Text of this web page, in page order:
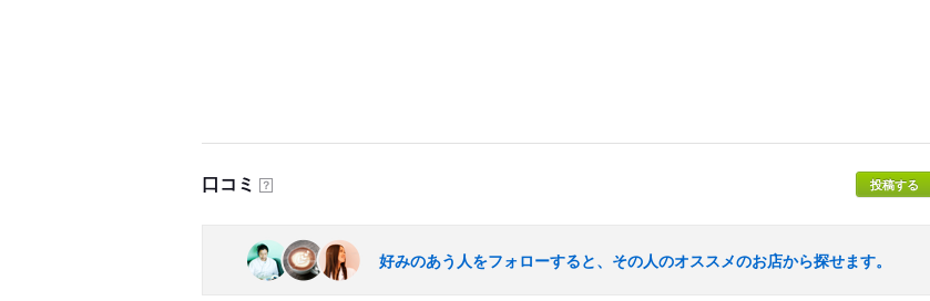
口コミ ？ 投稿する
好みのあう人をフォローすると、その人のオススメのお店から探せます。